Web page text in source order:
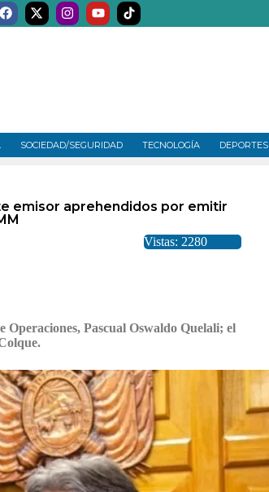
SOCIEDAD/SEGURIDAD TECNOLOGÍA DEPORTES
emisor aprehendidos por emitir
Vistas: 2280
Operaciones, Pascual Oswaldo Quelali; el